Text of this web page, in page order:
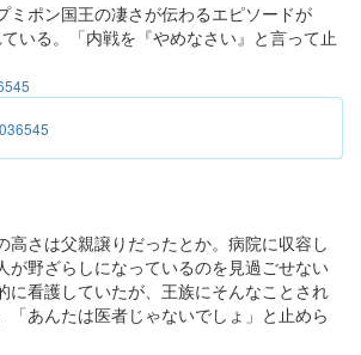
ミポン国王の凄さが伝わるエピソードが
いる。「内戦を『やめなさい』と言って止
高さは父親譲りだったとか。病院に収容し
が野ざらしになっているのを見過ごせない
に看護していたが、王族にそんなことされ
「あんたは医者じゃないでしょ」と止めら